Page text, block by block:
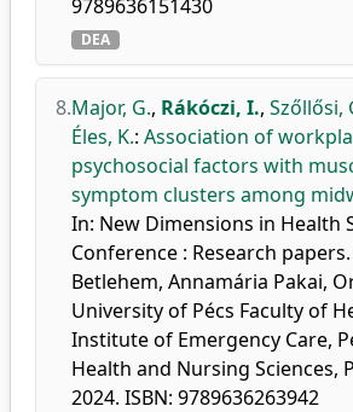
9789636151430
DEA
8.Major, G., Rákóczi, I., Szőllősi,
Éles, K.: Association of
psychosocial factors with
symptom clusters among
In: New Dimensions in Health
Conference : Research papers.
Betlehem, Annamária Pakai,
University of Pécs Faculty of
Institute of Emergency Care,
Health and Nursing Sciences,
2024. ISBN: 9789636263942